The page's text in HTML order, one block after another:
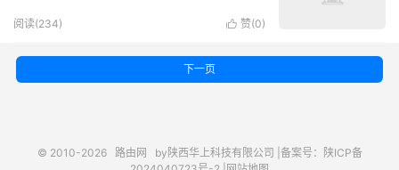
 赞(0)
阅读(234)
下一页
© 2010-2026 路由网 by陕西华上科技有限公司 | 备案号：陕ICP备